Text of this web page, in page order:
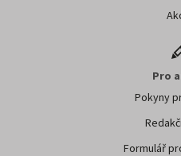
Pro
Pokyny
Formulář